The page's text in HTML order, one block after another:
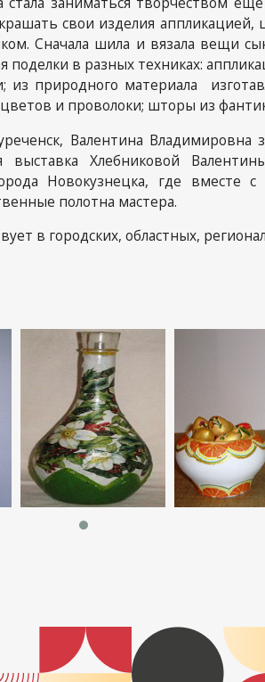
свои изделия
Сначала шила и вязала вещи
в разных техниках:
из природного материала
и проволоки; шторы из
Валентина Владимировна
выставка Хлебниковой
Новокузнецка, где вместе
полотна мастера.
в городских, областных,